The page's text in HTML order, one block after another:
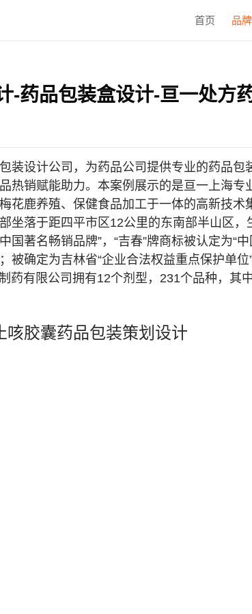
首页 品
-药品包装盒设计-亘一处方
装设计公司，为药品公司提供专业的药品
热销赋能助力。本案例展示的是亘一上海专
花鹿养殖、保健食品加工于一体的高新技
坐落于距四平市区12公里的东南部半山区
国著名畅销品牌”，“吉春”牌商标被认定为“
被确定为吉林省“企业合法权益重点保护单位
药有限公司拥有12个剂型，231个品种，
咳胶囊药品包装策划设计